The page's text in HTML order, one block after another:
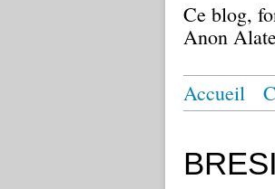
Ce blog,
Anon
Accueil